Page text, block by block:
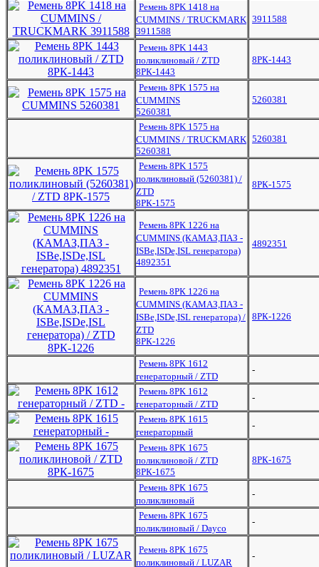
Ремень 8РK 1418 на
CUMMINS / TRUCKMARK
3911588
3911588
Ремень 8РK 1443
поликлиновый / ZTD
8РК-1443
8РК-1443
Ремень 8РK 1575 на
CUMMINS
5260381
5260381
Ремень 8РK 1575 на
CUMMINS / TRUCKMARK
5260381
5260381
Ремень 8РK 1575
поликлиновый (5260381) /
ZTD
8РК-1575
8РК-1575
Ремень 8РК 1226 на
CUMMINS (КАМАЗ,ПАЗ -
ISBe,ISDe,ISL генератора)
4892351
4892351
Ремень 8РК 1226 на
CUMMINS (КАМАЗ,ПАЗ -
ISBe,ISDe,ISL генератора) /
ZTD
8РК-1226
8РК-1226
Ремень 8РК 1612
генераторный / ZTD
-
Ремень 8РК 1612
генераторный / ZTD
-
Ремень 8РК 1615
генераторный
-
Ремень 8РК 1675
поликлиновой / ZTD
8РК-1675
8РК-1675
Ремень 8РК 1675
поликлиновый
-
Ремень 8РК 1675
поликлиновый / Dayco
-
Ремень 8РК 1675
поликлиновый / LUZAR
-